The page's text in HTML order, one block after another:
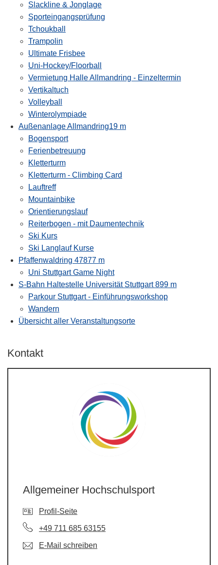
Slackline & Jonglage
Sporteingangsprüfung
Tchoukball
Trampolin
Ultimate Frisbee
Uni-Hockey/Floorball
Vermietung Halle Allmandring - Einzeltermin
Vertikaltuch
Volleyball
Winterolympiade
Außenanlage Allmandring19 m
Bogensport
Ferienbetreuung
Kletterturm
Kletterturm - Climbing Card
Lauftreff
Mountainbike
Orientierungslauf
Reiterbogen - mit Daumentechnik
Ski Kurs
Ski Langlauf Kurse
Pfaffenwaldring 47877 m
Uni Stuttgart Game Night
S-Bahn Haltestelle Universität Stuttgart899 m
Parkour Stuttgart - Einführungsworkshop
Wandern
Übersicht aller Veranstaltungsorte
Kontakt
Allgemeiner Hochschulsport
Profil-Seite
+49 711 685 63155
E-Mail schreiben